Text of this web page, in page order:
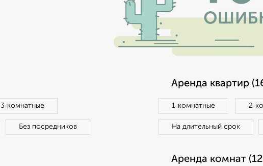
3‑комнатные
Без посредников
Аренда квартир
1‑комнатные
На длительный срок
Аренда комнат